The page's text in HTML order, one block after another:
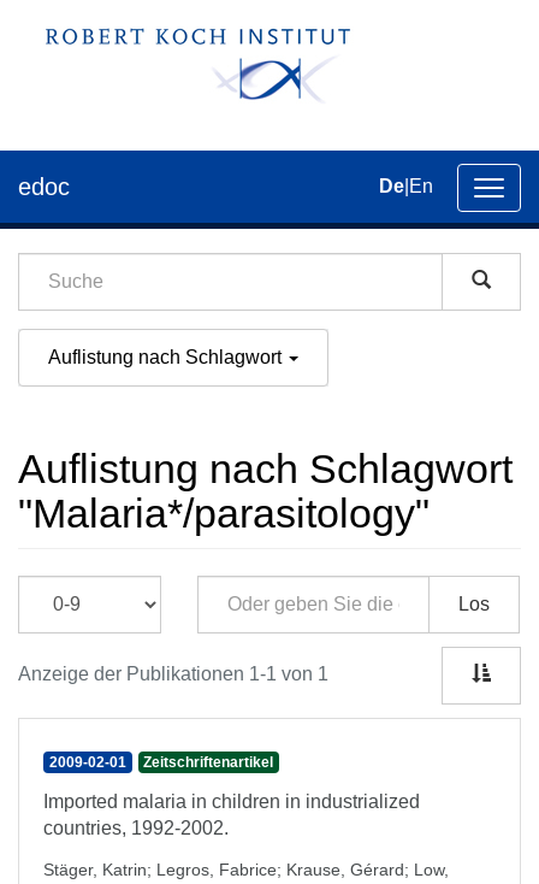
der
edoc De En
Auflistung nach Schlagwort
Auflistung nach Schlagwort
"Malaria*/parasitology"
Los
Anzeige der Publikationen 1-1 von 1
2009-02-01 Zeitschriftenartikel
Imported malaria in children in industrialized
countries, 1992-2002.
Stäger, Katrin; Legros, Fabrice; Krause, Gérard; Low,